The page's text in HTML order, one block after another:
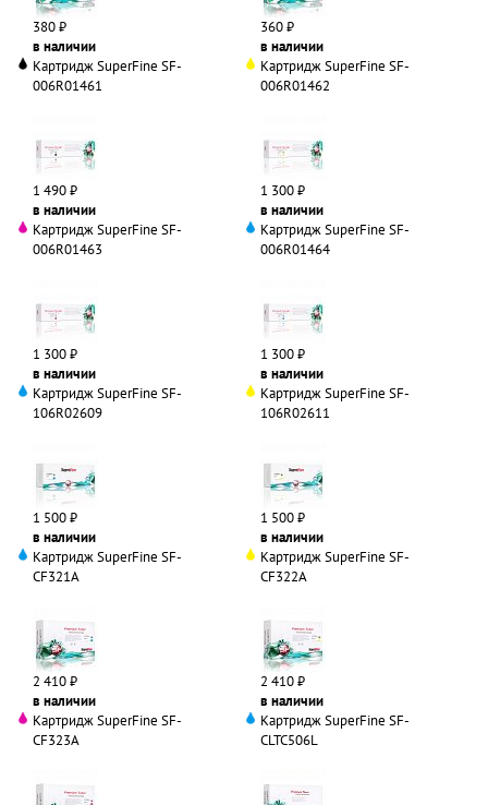
380 ₽
в наличии
360 ₽
в наличии
Картридж SuperFine SF-
006R01461
1 490 ₽
в наличии
Картридж SuperFine SF-
006R01462
1 300 ₽
в наличии
Картридж SuperFine SF-
006R01463
1 300 ₽
в наличии
Картридж SuperFine SF-
006R01464
1 300 ₽
в наличии
Картридж SuperFine SF-
106R02609
1 500 ₽
в наличии
Картридж SuperFine SF-
106R02611
1 500 ₽
в наличии
Картридж SuperFine SF-
CF321A
2 410 ₽
в наличии
Картридж SuperFine SF-
CF322A
2 410 ₽
в наличии
Картридж SuperFine SF-
CF323A
Картридж SuperFine SF-
CLTC506L